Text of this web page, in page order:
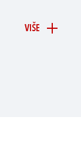
VIŠE